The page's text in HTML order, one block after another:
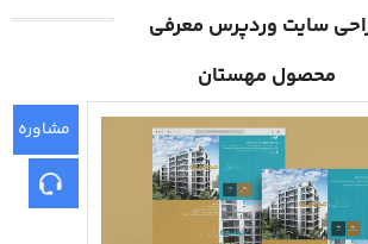
سایت وردپرس معرفی
محصول مهستان
مشاوره